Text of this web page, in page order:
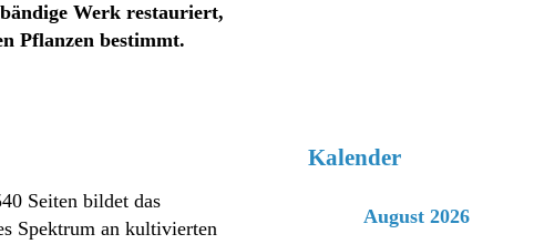
Werk restauriert,
Pflanzen bestimmt.
Seiten bildet das
Spektrum an kultivierten
Kalender
August 2026